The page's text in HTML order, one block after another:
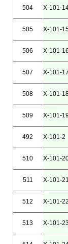
504 X-101-
505 X-101-
506 X-101-16
507 X-101-17
508 X-101-
509 X-101-
492 X-101-2
510 X-101-
511 X-101-21
512 X-101-22
513 X-101-